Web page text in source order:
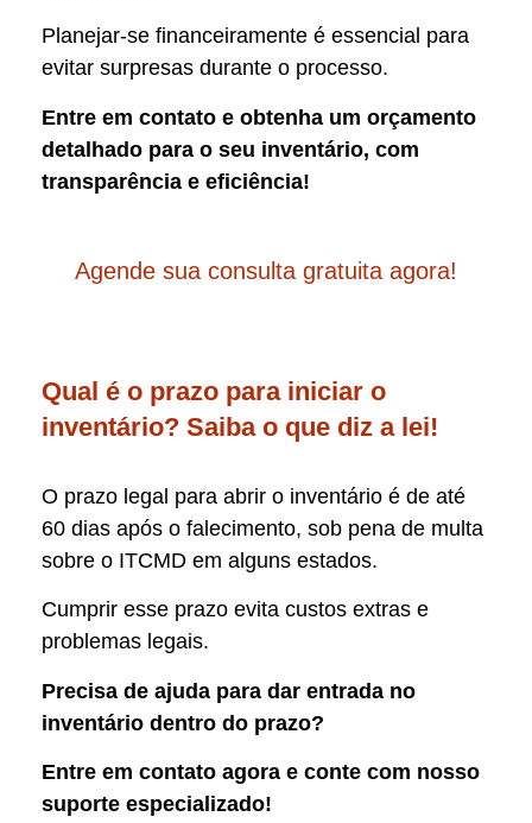
Planejar-se financeiramente é essencial para
evitar surpresas durante o processo.
Entre em contato e obtenha um orçamento
detalhado para o seu inventário, com
transparência e eficiência!
Agende sua consulta gratuita agora!
Qual é o prazo para iniciar o
inventário? Saiba o que diz a lei!
O prazo legal para abrir o inventário é de até
60 dias após o falecimento, sob pena de multa
sobre o ITCMD em alguns estados.
Cumprir esse prazo evita custos extras e
problemas legais.
Precisa de ajuda para dar entrada no
inventário dentro do prazo?
Entre em contato agora e conte com nosso
suporte especializado!